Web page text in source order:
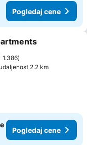
Pogledaj cene
favorite
1.386
2.2 km
Pogledaj cene